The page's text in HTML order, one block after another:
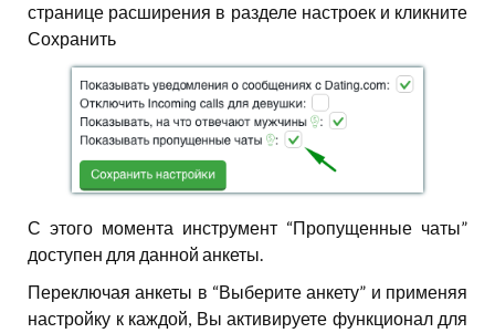
странице расширения в разделе настроек и кликните
Сохранить
С этого момента инструмент “Пропущенные чаты”
доступен для данной анкеты.
Переключая анкеты в “Выберите анкету” и применяя
настройку к каждой, Вы активируете функционал для